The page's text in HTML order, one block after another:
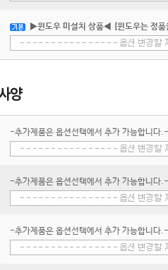
▶윈도우 미설치 상품◀ [윈도우는 정
-추가제품은 옵션선택에서 추가 가능합니다.-
-추가제품은 옵션선택에서 추가 가능합니다.-
-추가제품은 옵션선택에서 추가 가능합니다.-